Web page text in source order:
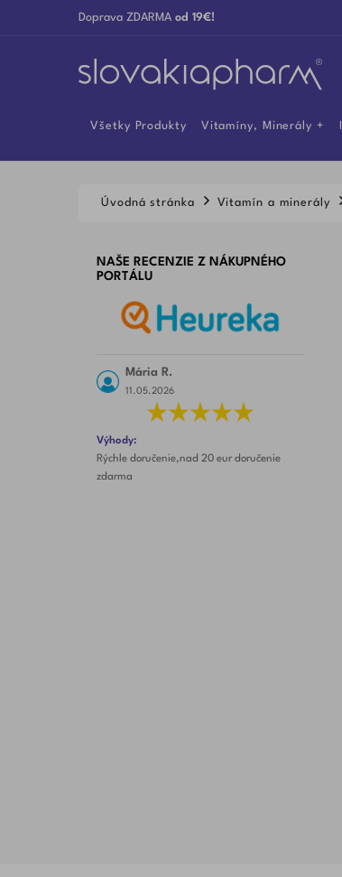
Doprava ZDARMA od 19€!
Všetky Produkty Vitamíny, Minerály
Úvodná stránka Vitamín a minerály
NAŠE RECENZIE Z NÁKUPNÉHO
PORTÁLU
Mária R.
11.05.2026
Výhody:
Rýchle doručenie,nad 20 eur doručenie
zdarma